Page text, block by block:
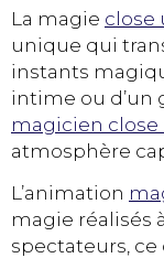
La magie close
unique qui
instants
intime ou d’un
magicien close
atmosphère
L’animation
magie réalisés
spectateurs,